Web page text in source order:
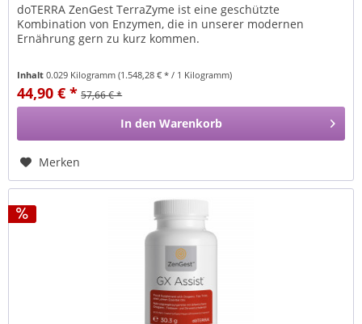
doTERRA ZenGest TerraZyme ist eine geschützte
Kombination von Enzymen, die in unserer modernen
Ernährung gern zu kurz kommen.
Inhalt0.029 Kilogramm(1.548,28 € * / 1 Kilogramm)
44,90 € * 57,66 € *
In den Warenkorb
Merken